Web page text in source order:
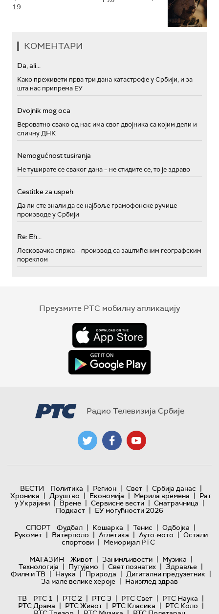
19
КОМЕНТАРИ
Da, ali...
Како преживети прва три дана катастрофе у Србији, и за
шта нас припрема ЕУ
Dvojnik mog oca
Вероватно свако од нас има свог двојника са којим дели и
сличну ДНК
Nemogućnost tusiranja
Не туширате се сваког дана – не стидите се, то је здраво
Cestitke za uspeh
Да ли сте знали да се најбоље грамофонске ручице
производе у Србији
Re: Eh...
Лесковачка спржа – производ са заштићеним географским
пореклом
Преузмите РТС мобилну апликацију
Радио Телевизија Србије
ВЕСТИ Политика | Регион | Свет | Србија данас |
Хроника | Друштво | Економија | Мерила времена | Рат
у Украјини | Време | Сервисне вести | Сматрачница |
Подкаст | ЕУ могућности 2026
СПОРТ
Фудбал | Кошарка | Тенис | Одбојка |
Рукомет | Ватерполо | Атлетика | Ауто-мото | Остали
спортови | Меморијал РТС
МАГАЗИН
Живот | Занимљивости | Музика |
Технологијa | Путујемо | Свет познатих | Здравље |
Филм и ТВ | Наука | Природа | Дигитални предузетник |
За мале велике хероје | Наизглед здрав
ТВ
РТС 1 | РТС 2 | РТС 3 | РТС Свет | РТС Наука |
РТС Драма | РТС Живот | РТС Класика | РТС Коло |